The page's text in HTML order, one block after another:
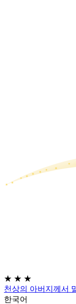
★ ★ ★
천상의 아버지께서
한국어